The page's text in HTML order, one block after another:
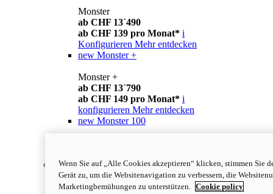
Monster
ab CHF 13´490
ab CHF 139 pro Monat* i
Konfigurieren Mehr entdecken
new Monster +
Monster +
ab CHF 13´790
ab CHF 149 pro Monat* i
konfigurieren Mehr entdecken
new Monster 100
Streetfighter
Wenn Sie auf „Alle Cookies akzeptieren“ klicken, stimmen Sie
Gerät zu, um die Websitenavigation zu verbessern, die
Marketingbemühungen zu unterstützen.
Cookie policy